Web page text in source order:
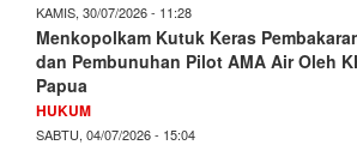
KAMIS, 30/07/2026 - 11:28
Menkopolkam Kutuk Keras
dan Pembunuhan Pilot AMA Air Oleh
Papua
HUKUM
SABTU, 04/07/2026 - 15:04